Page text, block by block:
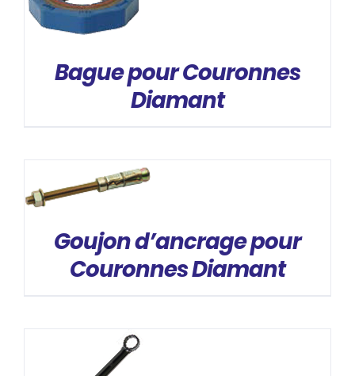
DÉTAILS
Bague pour Couronnes
Diamant
DÉTAILS
Goujon d’ancrage pour
Couronnes Diamant